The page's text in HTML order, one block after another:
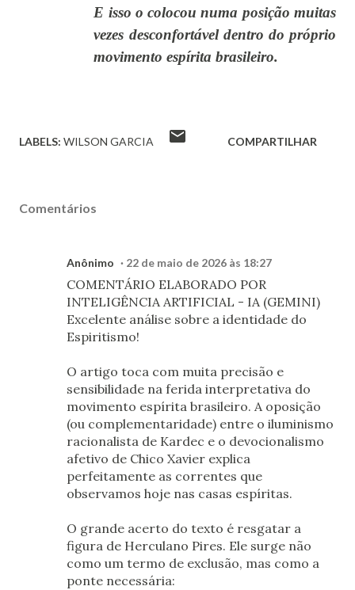
E isso o colocou numa posição muitas
vezes desconfortável dentro do próprio
movimento espírita brasileiro.
LABELS: WILSON GARCIA COMPARTILHAR
Comentários
Anônimo 22 de maio de 2026 às 18:27
COMENTÁRIO ELABORADO POR
INTELIGÊNCIA ARTIFICIAL - IA (GEMINI)
Excelente análise sobre a identidade do
Espiritismo!
O artigo toca com muita precisão e
sensibilidade na ferida interpretativa do
movimento espírita brasileiro. A oposição
(ou complementaridade) entre o iluminismo
racionalista de Kardec e o devocionalismo
afetivo de Chico Xavier explica
perfeitamente as correntes que
observamos hoje nas casas espíritas.
O grande acerto do texto é resgatar a
figura de Herculano Pires. Ele surge não
como um termo de exclusão, mas como a
ponte necessária: